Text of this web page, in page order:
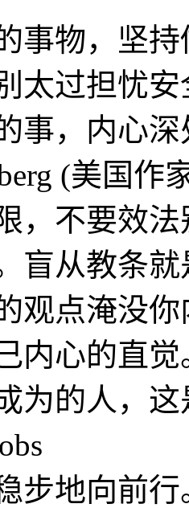
事物，坚
太过担忧
事，内心
(美国作
，不要效
盲从教条
观点淹没
内心的直
为的人，
步地向前